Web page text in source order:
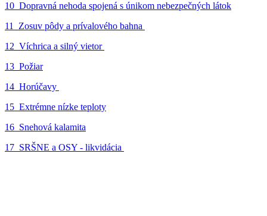
10_Dopravná nehoda spojená s únikom nebezpečných látok
11_Zosuv pôdy a prívalového bahna
12_Víchrica a silný vietor
13_Požiar
14_Horúčavy
15_Extrémne nízke teploty
16_Snehová kalamita
17_SRŠNE a OSY - likvidácia